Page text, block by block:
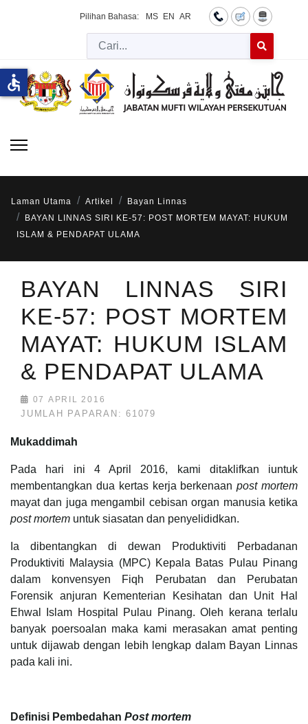
Pilihan Bahasa: MS EN AR
Cari
Laman Utama Artikel
Bayan Linnas
BAYAN LINNAS SIRI KE-57: POST MORTEM MAYAT: HUKUM
ISLAM & PENDAPAT ULAMA
BAYAN LINNAS SIRI
KE-57: POST MORTEM
MAYAT: HUKUM ISLAM
& PENDAPAT ULAMA
07 APRIL 2016
JUMLAH PAPARAN: 61079
Mukaddimah
Pada hari ini 4 April 2016, kami ditaklifkan iuntuk
membentangkan dua kertas kerja berkenaanpost mortem
mayat dan juga mengambil cebisan organ manusia ketika
post mortem untuk siasatan dan penyelididkan.
Ia dibentangkan di dewan Produktiviti Perbadanan
Produktiviti Malaysia (MPC) Kepala Batas Pulau Pinang
dalam konvensyen Fiqh Perubatan dan Perubatan
Forensik anjuran Kementerian Kesihatan dan Unit Hal
Ehwal Islam Hospital Pulau Pinang. Oleh kerana terlalu
banyak poersoalan maka kami merasakan amat penting
untuk dijawab dengan lebih lengkap dalam Bayan Linnas
pada kali ini.
Definisi Pembedahan Post mortem
accessible